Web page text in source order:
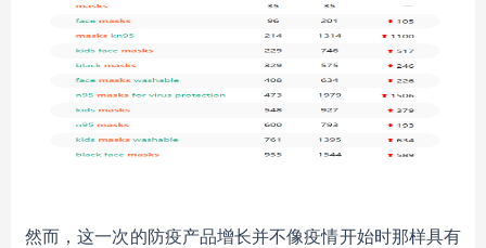
然而，这一次的防疫产品增长并不像疫情开始时那样具有